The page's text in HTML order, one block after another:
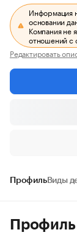
Информация
основании
Компания не
отношений с
Редактировать
ПрофильВиды
Профиль